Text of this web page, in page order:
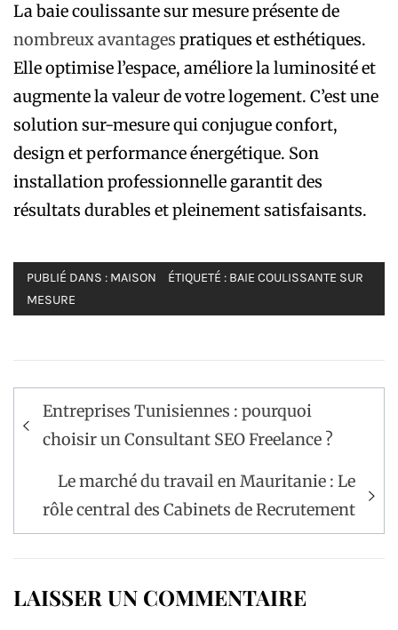
La baie coulissante sur mesure présente de
nombreux avantages pratiques et esthétiques.
Elle optimise l’espace, améliore la luminosité et
augmente la valeur de votre logement. C’est une
solution sur-mesure qui conjugue confort,
design et performance énergétique. Son
installation professionnelle garantit des
résultats durables et pleinement satisfaisants.
PUBLIÉ DANS : MAISON ÉTIQUETÉ : BAIE COULISSANTE SUR
MESURE
Navigation
de
Entreprises Tunisiennes : pourquoi
choisir un Consultant SEO Freelance ?
Le marché du travail en Mauritanie : Le
rôle central des Cabinets de Recrutement
LAISSER UN COMMENTAIRE